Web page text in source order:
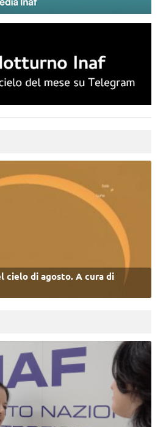
cielo di agosto. A cura di